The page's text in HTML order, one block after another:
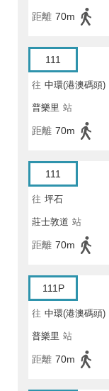
距離 70m
111
往 中環(港澳碼頭)
普樂里 站
距離 70m
111
往 坪石
莊士敦道 站
距離 70m
111P
往 中環(港澳碼頭)
普樂里 站
距離 70m